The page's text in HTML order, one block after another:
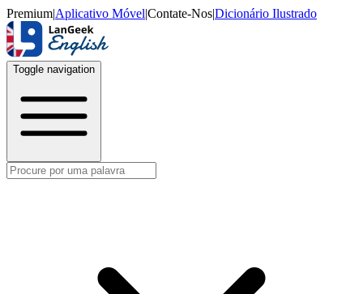
Premium|Aplicativo Móvel|Contate-Nos|Dicionário Ilustrado
Toggle navigation